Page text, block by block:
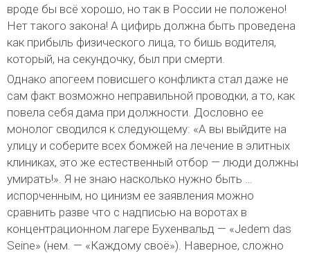
вроде бы всё хорошо, но так в России не положено!
Нет такого закона! А цифирь должна быть проведена
как прибыль физического лица, то бишь водителя,
который, на секундочку, был при смерти.
Однако апогеем повисшего конфликта стал даже не
сам факт возможно неправильной проводки, а то, как
повела себя дама при должности. Дословно ее
монолог сводился к следующему: «А вы выйдите на
улицу и соберите всех бомжей на лечение в элитных
клиниках, это же естественный отбор — люди должны
умирать!». Я не знаю насколько нужно быть …
испорченным, но цинизм ее заявления можно
сравнить разве что с надписью на воротах в
концентрационном лагере Бухенвальд — «Jedem das
Seine» (нем. — «Каждому своё»). Наверное, сложно